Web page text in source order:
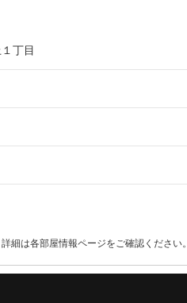
丁目
細は各部屋情報ページをご確認ください。